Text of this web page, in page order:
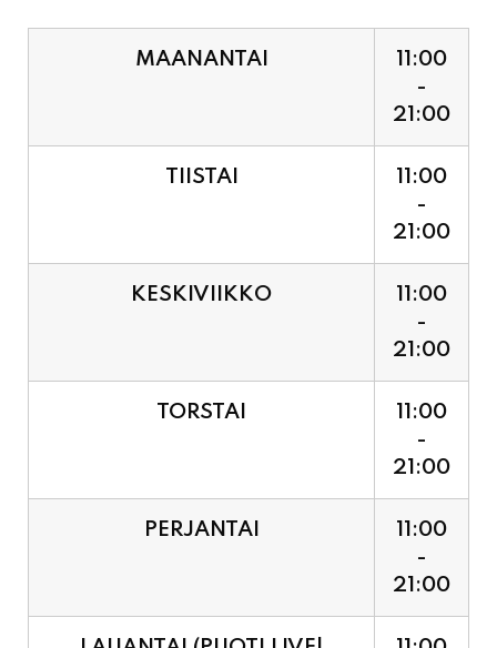
MAANANTAI
11:00
-
21:00
TIISTAI
11:00
-
21:00
KESKIVIIKKO
11:00
-
21:00
TORSTAI
11:00
-
21:00
PERJANTAI
11:00
-
21:00